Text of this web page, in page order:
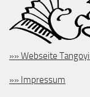
»» Webseite
»» Impressum